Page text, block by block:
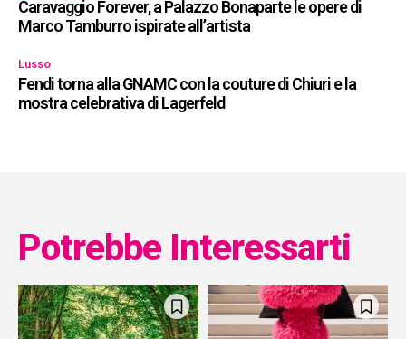
Caravaggio Forever, a Palazzo Bonaparte le opere di
Marco Tamburro ispirate all’artista
Lusso
Fendi torna alla GNAMC con la couture di Chiuri e la
mostra celebrativa di Lagerfeld
Potrebbe Interessarti